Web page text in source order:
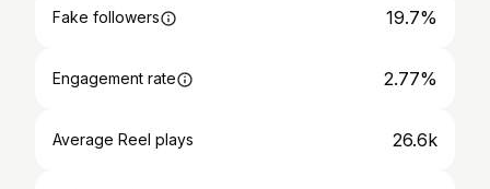
Fake followers 19.7%
Engagement rate 2.77%
Average Reel plays 26.6k